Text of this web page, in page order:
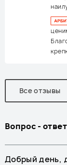
Все отзывы
Вопрос - ответ
Добрый день,